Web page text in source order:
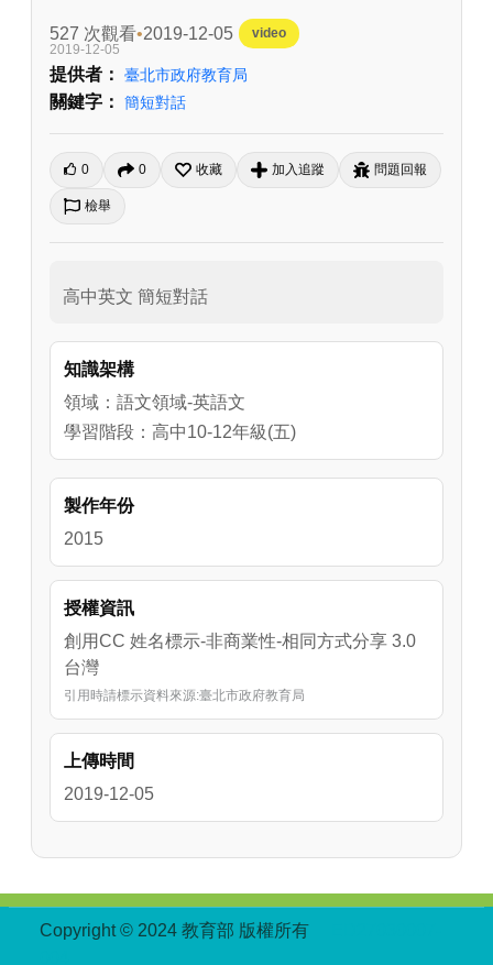
527 次觀看 2019-12-05
video
2019-12-05
提供者： 臺北市政府教育局
關鍵字： 簡短對話
0 0 收藏 加入追蹤 問題回報
檢舉
高中英文 簡短對話
知識架構
領域：語文領域-英語文
學習階段：高中10-12年級(五)
製作年份
2015
授權資訊
創用CC 姓名標示-非商業性-相同方式分享 3.0
台灣
引用時請標示資料來源:臺北市政府教育局
上傳時間
2019-12-05
Copyright © 2024 教育部 版權所有